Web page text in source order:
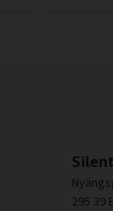
295 39